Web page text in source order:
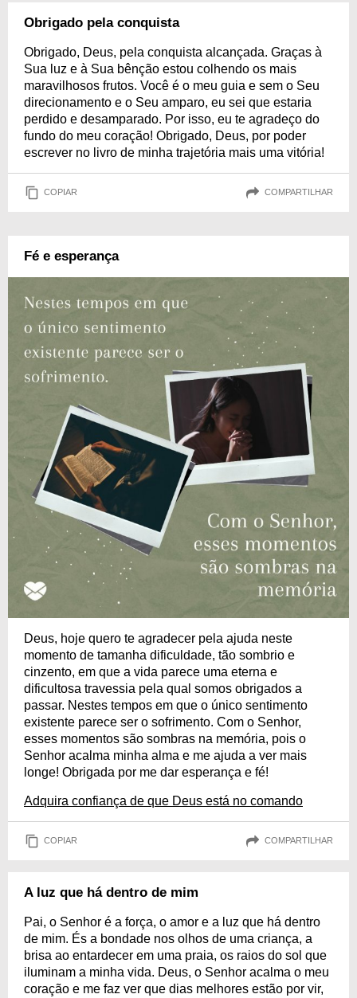
Obrigado pela conquista
Obrigado, Deus, pela conquista alcançada. Graças à
Sua luz e à Sua bênção estou colhendo os mais
maravilhosos frutos. Você é o meu guia e sem o Seu
direcionamento e o Seu amparo, eu sei que estaria
perdido e desamparado. Por isso, eu te agradeço do
fundo do meu coração! Obrigado, Deus, por poder
escrever no livro de minha trajetória mais uma vitória!
COPIAR COMPARTILHAR
Fé e esperança
Deus, hoje quero te agradecer pela ajuda neste
momento de tamanha dificuldade, tão sombrio e
cinzento, em que a vida parece uma eterna e
dificultosa travessia pela qual somos obrigados a
passar. Nestes tempos em que o único sentimento
existente parece ser o sofrimento. Com o Senhor,
esses momentos são sombras na memória, pois o
Senhor acalma minha alma e me ajuda a ver mais
longe! Obrigada por me dar esperança e fé!
Adquira confiança de que Deus está no comando
COPIAR COMPARTILHAR
A luz que há dentro de mim
Pai, o Senhor é a força, o amor e a luz que há dentro
de mim. És a bondade nos olhos de uma criança, a
brisa ao entardecer em uma praia, os raios do sol que
iluminam a minha vida. Deus, o Senhor acalma o meu
coração e me faz ver que dias melhores estão por vir,